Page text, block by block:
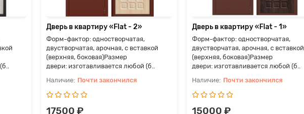
Дверь в квартиру «Flat - 2»
Форм-фактор: одностворчатая,
двустворчатая, арочная, с вставкой
(верхняя, боковая)Размер
двери: изготавливается любой (б..
Почти закончился
17500 ₽
Дверь в квартиру «Flat - 1»
Форм-фактор: одностворчатая,
двустворчатая, арочная, с вставкой
(верхняя, боковая)Размер
двери: изготавливается любой (б..
Почти закончился
15000 ₽